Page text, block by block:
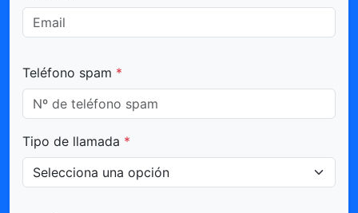
Teléfono spam *
Tipo de llamada *